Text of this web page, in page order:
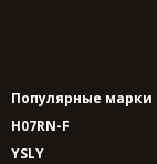
Популярные марки
H07RN-F
YSLY